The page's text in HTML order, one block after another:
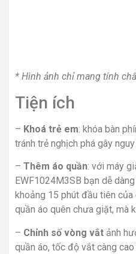
* Hình ảnh chỉ mang tính
Tiện ích
– Khoá trẻ em: khóa bàn
tránh trẻ nghịch phá gây nguy
– Thêm áo quần: với máy
EWF1024M3SB bạn dễ
khoảng 15 phút đầu tiên
quần áo quên chưa giặt, mà
– Chỉnh số vòng vắt ảnh
quần áo, tốc độ vắt càng